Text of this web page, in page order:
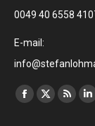
0049 40 6558
E-mail:
Finden Sie uns
Facebook
X
RSS